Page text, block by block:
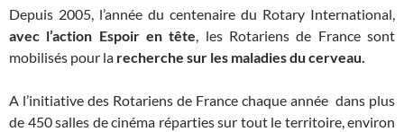
Depuis 2005, l’année du centenaire du Rotary International,
avec l’action Espoir en tête, les Rotariens de France sont
mobilisés pour la recherche sur les maladies du cerveau.
A l’initiative des Rotariens de France chaque année dans plus
de 450 salles de cinéma réparties sur tout le territoire, environ